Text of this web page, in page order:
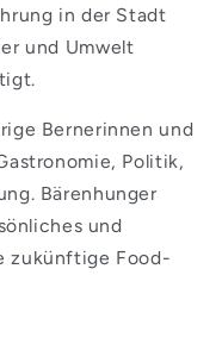
in der Stadt
und Umwelt
Bernerinnen und
Politik,
Bärenhunger
und
zukünftige Food-